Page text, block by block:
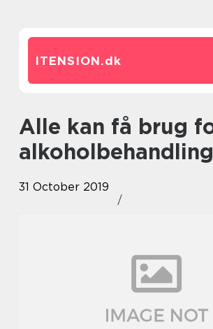
ITENSION.dk
Alle kan få brug for
alkoholbehandling
31 October 2019